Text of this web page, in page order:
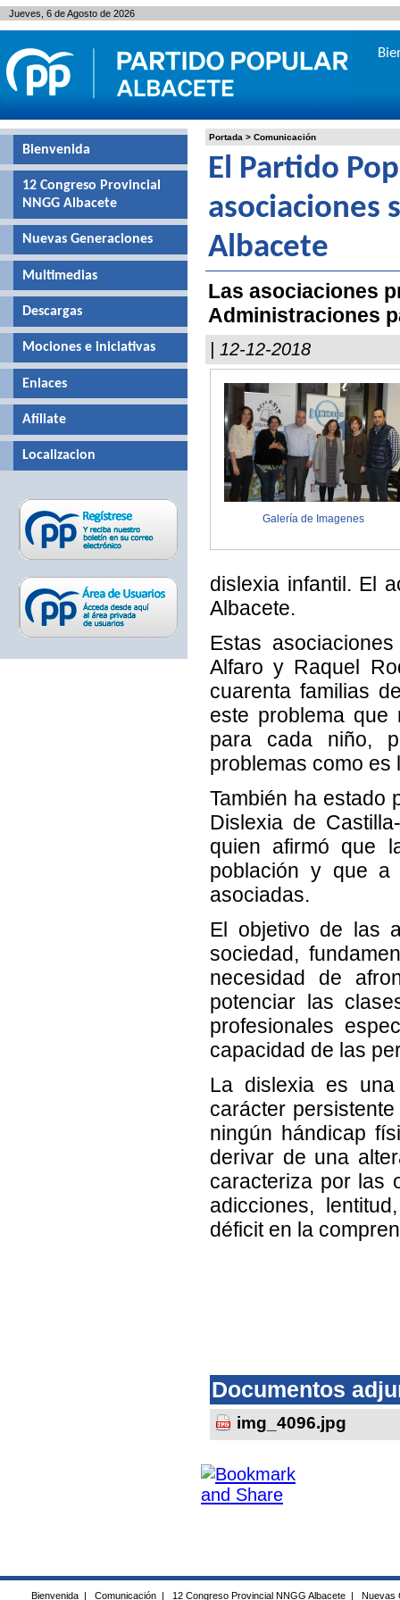
Portada > Comunicación
El Partido
asociaciones
Albacete
Las asociaciones
Administraciones
| 12-12-2018
Galería de Imagenes
dislexia infantil. El
Albacete.
Estas
Alfaro y Raquel
cuarenta familias
este problema que
para cada niño,
problemas como es
También ha estado
Dislexia de
quien afirmó que
población y que
asociadas.
El objetivo de las
sociedad,
necesidad de
potenciar las
profesionales
capacidad de las
La dislexia es
carácter
ningún hándicap
derivar de una
caracteriza por las
adicciones,
déficit en la
Documentos
img_4096.jpg
Bienvenida
12 Congreso Provincial
NNGG Albacete
Nuevas Generaciones
Multimedias
Descargas
Mociones e iniciativas
Enlaces
Afíliate
Localizacion
Jueves, 6 de Agosto de 2026
Bienvenida | Comunicación | 12 Congreso Provincial NNGG Albacete | Nuevas